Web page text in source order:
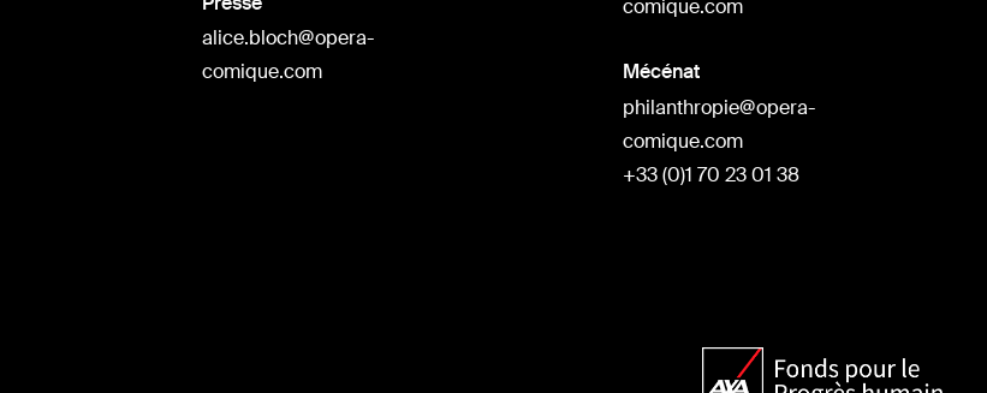
alice.bloch@opera-
comique.com
comique.com
Mécénat
philanthropie@opera-
comique.com
+33 (0)1 70 23 01 38